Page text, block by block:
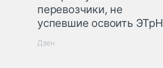
перевозчики, не
успевшие освоить ЭТрН
Дзен